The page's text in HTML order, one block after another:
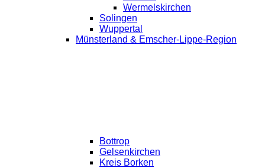
Wermelskirchen
Solingen
Wuppertal
Münsterland & Emscher-Lippe-Region
Bottrop
Gelsenkirchen
Kreis Borken